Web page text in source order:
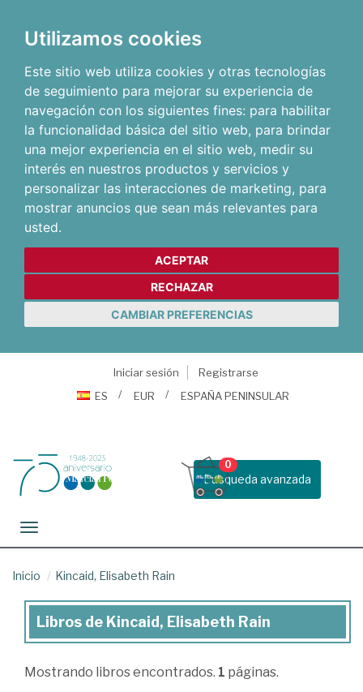
Utilizamos cookies
Este sitio web utiliza cookies y otras tecnologías
de seguimiento para mejorar su experiencia de
navegación con los siguientes fines: para habilitar
la funcionalidad básica del sitio web, para brindar
una mejor experiencia en el sitio web, medir su
interés en nuestros productos y servicios y
personalizar las interacciones de marketing, para
mostrar anuncios que sean más relevantes para
usted.
ACEPTAR
RECHAZAR
CAMBIAR PREFERENCIAS
Iniciar sesión
Registrarse
ES
EUR ESPAÑA PENINSULAR
Busqueda avanzada
0
Toggle navigation
Inicio Kincaid, Elisabeth Rain
Libros
Kincaid,
Libros de Kincaid, Elisabeth Rain
Mostrando libros encontrados. 1 páginas.